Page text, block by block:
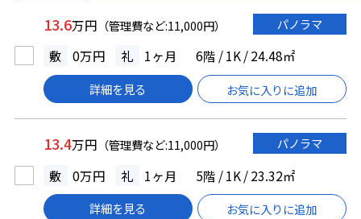
13.6万円 （管理費など:11,000円） パノラマ
敷 0万円 礼 1ヶ月 6階 / 1K / 24.48㎡
詳細を見る お気に入りに追加
13.4万円 （管理費など:11,000円） パノラマ
敷 0万円 礼 1ヶ月 5階 / 1K / 23.32㎡
詳細を見る お気に入りに追加